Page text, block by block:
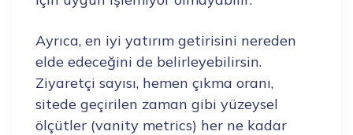
Ayrıca, en iyi yatırım getirisini nereden
elde edeceğini de belirleyebilirsin.
Ziyaretçi sayısı, hemen çıkma oranı,
sitede geçirilen zaman gibi yüzeysel
ölçütler (vanity metrics) her ne kadar